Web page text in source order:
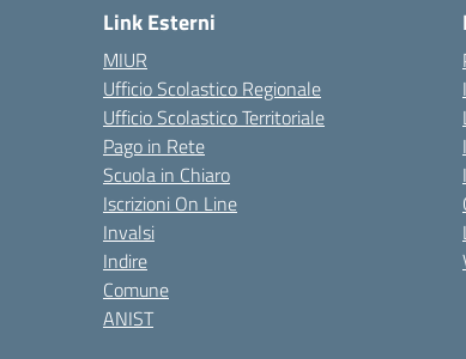
Link Esterni
MIUR
Ufficio Scolastico Regionale
Ufficio Scolastico Territoriale
Pago in Rete
Scuola in Chiaro
Iscrizioni On Line
Invalsi
Indire
Comune
ANIST